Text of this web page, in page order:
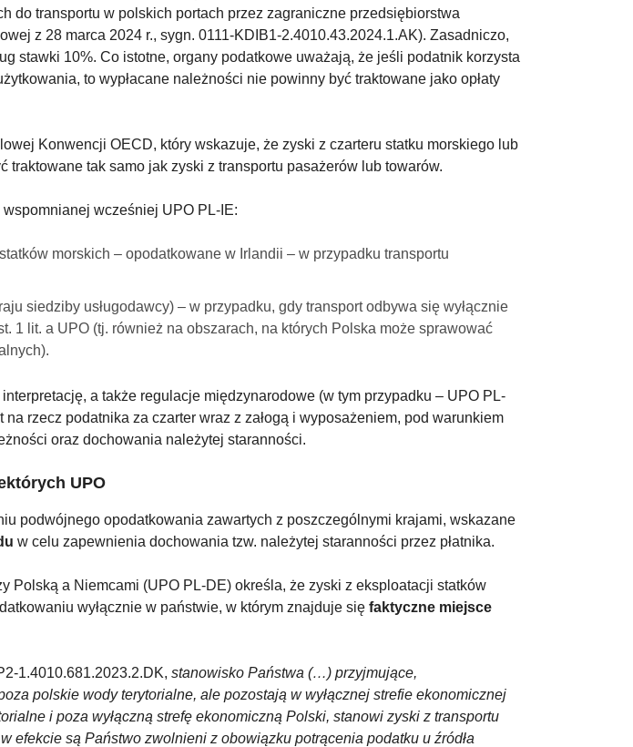
do transportu w polskich portach przez zagraniczne przedsiębiorstwa
z 28 marca 2024 r., sygn. 0111-KDIB1-2.4010.43.2024.1.AK). Zasadniczo,
stawki 10%. Co istotne, organy podatkowe uważają, że jeśli podatnik korzysta
to wypłacane należności nie powinny być traktowane jako opłaty
Konwencji OECD, który wskazuje, że zyski z czarteru statku morskiego lub
traktowane tak samo jak zyski z transportu pasażerów lub towarów.
wcześniej UPO PL-IE:
morskich – opodatkowane w Irlandii – w przypadku transportu
siedziby usługodawcy) – w przypadku, gdy transport odbywa się wyłącznie
1 lit. a UPO (tj. również na obszarach, na których Polska może sprawować
a także regulacje międzynarodowe (w tym przypadku – UPO PL-
na rzecz podatnika za czarter wraz z załogą i wyposażeniem, pod warunkiem
oraz dochowania należytej staranności.
UPO
podwójnego opodatkowania zawartych z poszczególnymi krajami, wskazane
w celu zapewnienia dochowania tzw. należytej staranności przez płatnika.
Polską a Niemcami (UPO PL-DE) określa, że zyski z eksploatacji statków
wyłącznie w państwie, w którym znajduje się faktyczne miejsce
1.4010.681.2023.2.DK, stanowisko Państwa (…) przyjmujące,
polskie wody terytorialne, ale pozostają w wyłącznej strefie ekonomicznej
i poza wyłączną strefę ekonomiczną Polski, stanowi zyski z transportu
efekcie są Państwo zwolnieni z obowiązku potrącenia podatku u źródła